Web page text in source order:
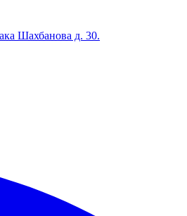
Шахбанова д. 30.